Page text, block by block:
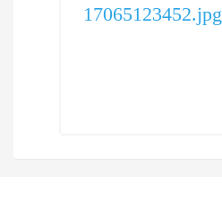
17065123452.jpg